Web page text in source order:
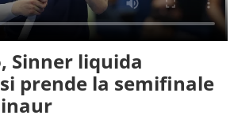
Sinner liquida
prende la semifinale